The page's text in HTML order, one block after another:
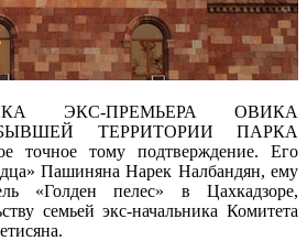
ЭКС-ПРЕМЬЕРА ОВИКА
ТЕРРИТОРИИ ПАРКА
тому подтверждение. Его
Пашиняна Нарек Налбандян, ему
«Голден пелес» в Цахкадзоре,
семьей экс-начальника Комитета